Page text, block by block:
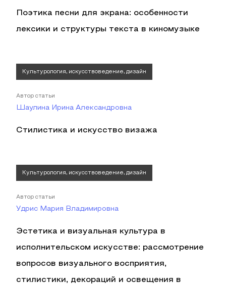
Поэтика песни для экрана: особенности
лексики и структуры текста в киномузыке
Культурология, искусствоведение, дизайн
Автор статьи
Шаулина Ирина Александровна
Стилистика и искусство визажа
Культурология, искусствоведение, дизайн
Автор статьи
Удрис Мария Владимировна
Эстетика и визуальная культура в
исполнительском искусстве: рассмотрение
вопросов визуального восприятия,
стилистики, декораций и освещения в